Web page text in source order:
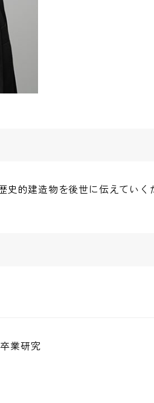
的建造物を後世に伝えていく
業研究